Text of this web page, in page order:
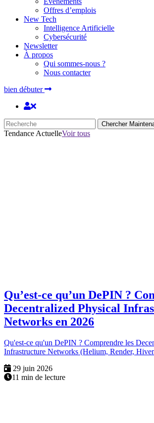
Offres d’emplois
New Tech
Intelligence Artificielle
Cybersécurité
Newsletter
À propos
Qui sommes-nous ?
Nous contacter
bien débuter
Chercher
Tendance ActuelleVoir tous
Qu’est-ce qu’un DePIN ?
Decentralized Physical
Networks en 2026
Qu'est-ce qu'un DePIN ? Comprendre les
Infrastructure Networks (Helium, Render,
29 juin 2026
11 min de lecture